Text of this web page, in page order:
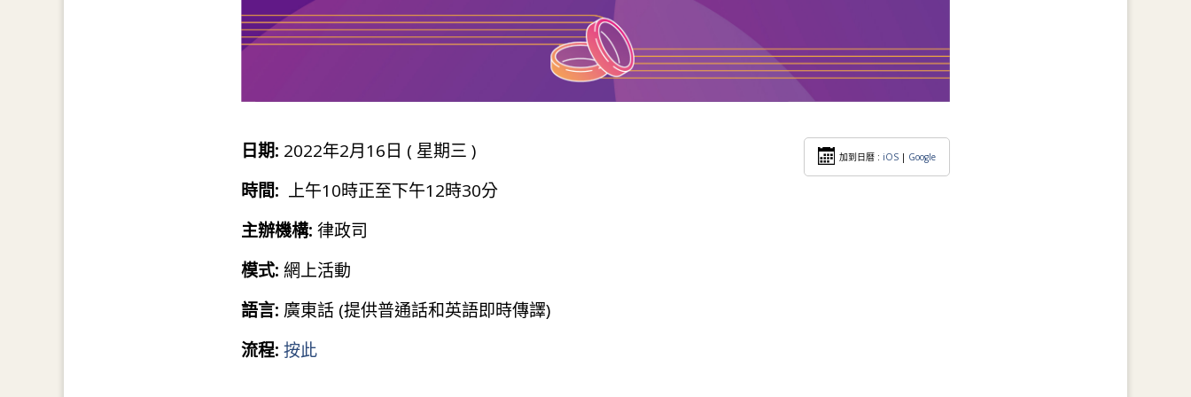
日期: 2022年2月16日 ( 星期三 )
時間: 上午10時正至下午12時30分
主辦機構: 律政司
模式: 網上活動
語言: 廣東話 (提供普通話和英語即時傳譯)
流程: 按此
加到日暦 : iOS | Google